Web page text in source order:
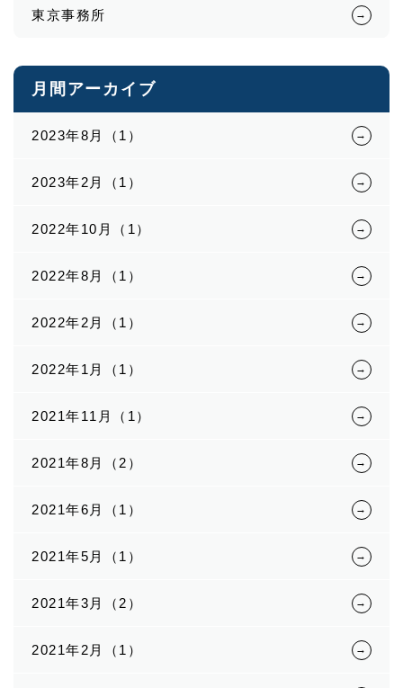
東京事務所
月間アーカイブ
2023年8月（1）
2023年2月（1）
2022年10月（1）
2022年8月（1）
2022年2月（1）
2022年1月（1）
2021年11月（1）
2021年8月（2）
2021年6月（1）
2021年5月（1）
2021年3月（2）
2021年2月（1）